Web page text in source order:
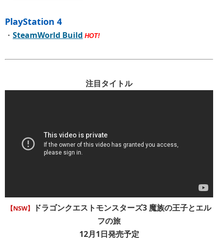
PlayStation 4
・ SteamWorld Build HOT!
注目タイトル
【NSW】
ドラゴンクエストモンスターズ3 魔族の王子とエル
フの旅
12月1日発売予定